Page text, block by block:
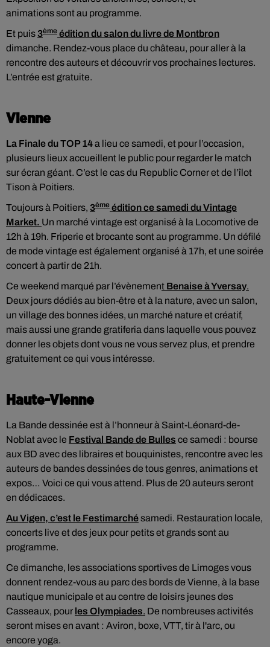
animations sont au programme.
Et puis3ème édition du salon du livre de Montbron
dimanche. Rendez-vous place du château, pour aller à la
rencontre des auteurs et découvrir vos prochaines lectures.
L’entrée est gratuite.
Vienne
La Finale du TOP 14a lieu ce samedi, et pour l’occasion,
plusieurs lieux accueillent le public pour regarder le match
sur écran géant. C’est le cas du Republic Corner et de l’îlot
Tison à Poitiers.
Toujours à Poitiers, 3ème édition ce samedi du Vintage
Market. Un marché vintage est organisé à la Locomotive de
12h à 19h. Friperie et brocante sont au programme. Un défilé
de mode vintage est également organisé à 17h, et une soirée
concert à partir de 21h.
Ce weekend marqué par l’évènement Benaise à Yversay.
Deux jours dédiés au bien-être et à la nature, avec un salon,
un village des bonnes idées, un marché nature et créatif,
mais aussi une grande gratiferia dans laquelle vous pouvez
donner les objets dont vous ne vous servez plus, et prendre
gratuitement ce qui vous intéresse.
Haute-Vienne
La Bande dessinée est à l’honneur à Saint-Léonard-de-
Noblat avec le Festival Bande de Bulles ce samedi : bourse
aux BD avec des libraires et bouquinistes, rencontre avec les
auteurs de bandes dessinées de tous genres, animations et
expos… Voici ce qui vous attend. Plus de 20 auteurs seront
en dédicaces.
Au Vigen, c’est le Festimarchésamedi. Restauration locale,
concerts live et des jeux pour petits et grands sont au
programme.
Ce dimanche, les associations sportives de Limoges vous
donnent rendez-vous au parc des bords de Vienne, à la base
nautique municipale et au centre de loisirs jeunes des
Casseaux, pour les Olympiades. De nombreuses activités
seront mises en avant : Aviron, boxe, VTT, tir à l'arc, ou
encore yoga.